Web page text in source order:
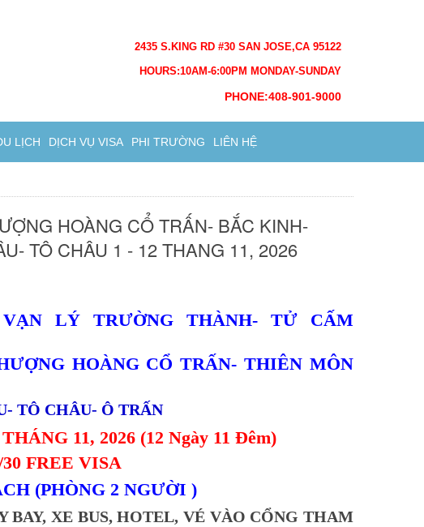
2435 S.KING RD #30 SAN JOSE,CA 95122
HOURS:10AM-6:00PM MONDAY-SUNDAY
PHONE:408-901-9000
LỊCH DỊCH VỤ VISA PHI TRƯỜNG LIÊN HỆ
HOÀNG CỔ TRẤN- BẮC KINH-
TÔ CHÂU 1 - 12 THANG 11, 2026
LÝ TRƯỜNG THÀNH- TỬ CẤM
HOÀNG CỔ TRẤN- THIÊN MÔN
TÔ CHÂU- Ô TRẤN
11, 2026 (12 Ngày 11 Đêm)
FREE VISA
(PHÒNG 2 NGƯỜI )
BAY, XE BUS, HOTEL, VÉ VÀO CỔNG THAM